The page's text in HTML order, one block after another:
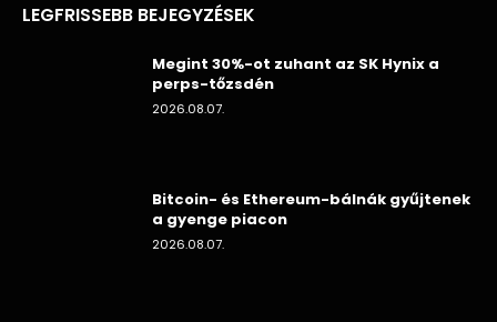
LEGFRISSEBB BEJEGYZÉSEK
Megint 30%-ot zuhant az SK Hynix a
perps-tőzsdén
2026.08.07.
Bitcoin- és Ethereum-bálnák gyűjtenek
a gyenge piacon
2026.08.07.